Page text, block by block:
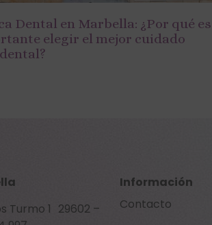
Dental en Marbella: ¿Por qué es
elegir el mejor cuidado
Turmo 1 29602 –
Información
Contacto